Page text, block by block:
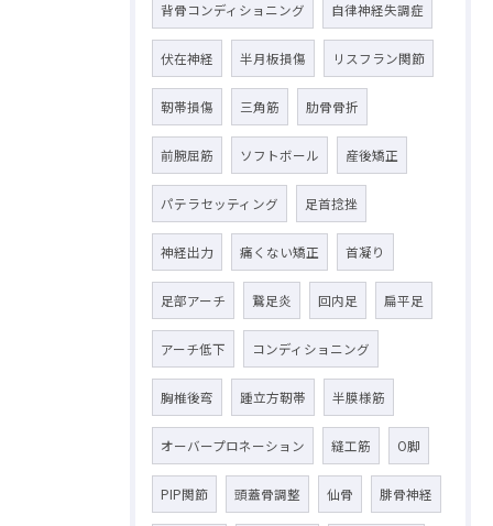
背骨コンディショニング 自律神経失調症
伏在神経 半月板損傷 リスフラン関節
靭帯損傷 三角筋 肋骨骨折
前腕屈筋 ソフトボール 産後矯正
パテラセッティング 足首捻挫
神経出力 痛くない矯正 首凝り
足部アーチ 鵞足炎 回内足 扁平足
アーチ低下 コンディショニング
胸椎後弯 踵立方靭帯 半膜様筋
オーバープロネーション 縫工筋 O脚
PIP関節 頭蓋骨調整 仙骨 腓骨神経